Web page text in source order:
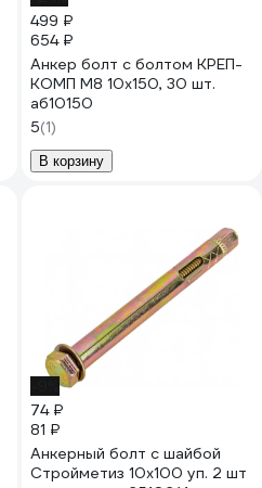
499 ₽
654 ₽
Анкер болт с болтом КРЕП-
КОМП М8 10x150, 30 шт.
аб10150
5(1)
В корзину
74 ₽
81 ₽
Анкерный болт с шайбой
Стройметиз 10х100 уп. 2 шт